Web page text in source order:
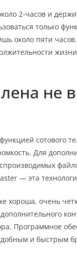
2-часов и
только
около пяти
не
сотового
Для
— эта
хороша, очень
Программное
и быстрым